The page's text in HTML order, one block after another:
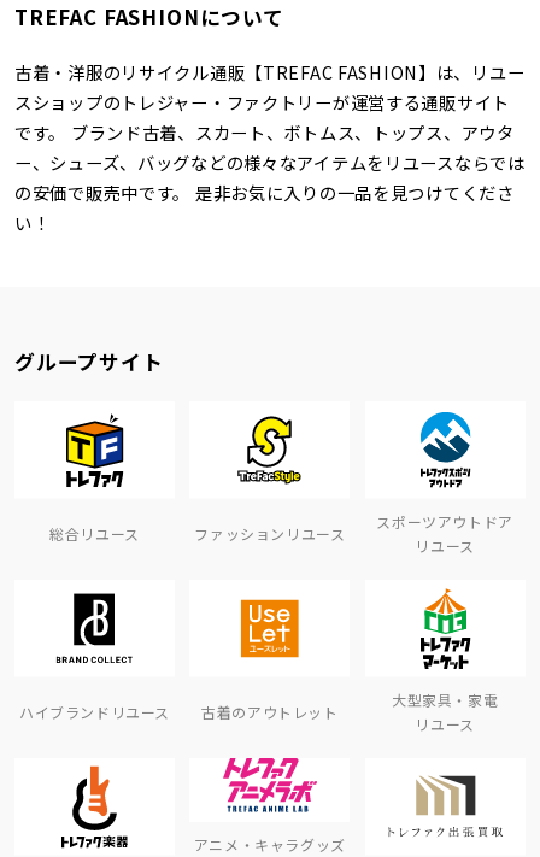
TREFAC FASHIONについて
古着・洋服のリサイクル通販【TREFAC FASHION】は、リユー
スショップのトレジャー・ファクトリーが運営する通販サイト
です。 ブランド古着、スカート、ボトムス、トップス、アウタ
ー、シューズ、バッグなどの様々なアイテムをリユースならでは
の安価で販売中です。 是非お気に入りの一品を見つけてくださ
い！
グループサイト
総合リユース ファッションリユース
スポーツアウトドア
リユース
ハイブランドリユース 古着のアウトレット
大型家具・家電
リユース
アニメ・キャラグッズ